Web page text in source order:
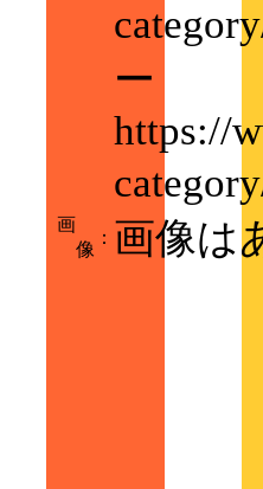
ー
https://
画
像
： 画像は